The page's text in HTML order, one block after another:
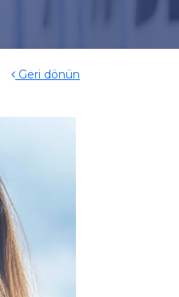
Geri dönün